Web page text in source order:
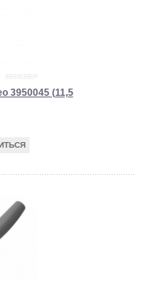
3950045 (11,5